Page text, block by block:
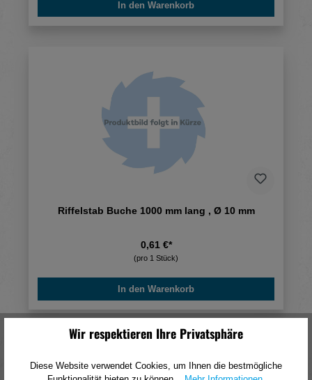
In den Warenkorb
Riffelstab Buche 1000 mm lang , Ø 10 mm
0,61 €*
(pro 1 Stück)
In den Warenkorb
Wir respektieren Ihre Privatsphäre
Diese Website verwendet Cookies, um Ihnen die bestmögliche